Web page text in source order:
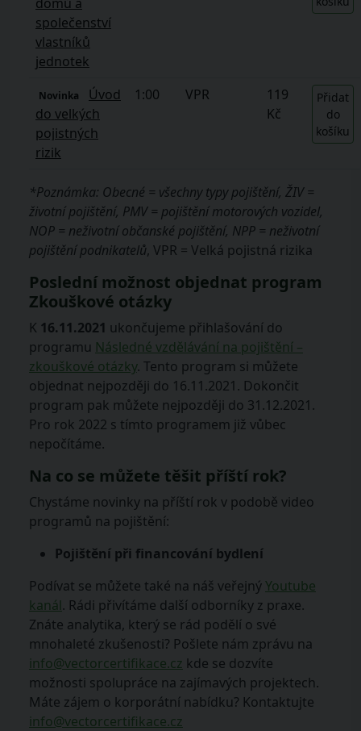
společenství
vlastníků
jednotek
Novinka
Úvod
do velkých
pojistných
rizik
1:00 VPR
119
Kč
Přidat
do
košíku
*Poznámka: Obecné = všechny typy pojištění, ŽIV =
životní pojištění, PMV = pojištění motorových vozidel,
NOP = neživotní občanské pojištění, NPP = neživotní
pojištění podnikatelů, VPR = Velká pojistná rizika
Poslední možnost objednat program
Zkouškové otázky
K 16.11.2021 ukončujeme přihlašování do
programu Následné vzdělávání na pojištění –
zkouškové otázky. Tento program si můžete
objednat nejpozději do 16.11.2021. Dokončit
program pak můžete nejpozději do 31.12.2021.
Pro rok 2022 s tímto programem již vůbec
nepočítáme.
Na co se můžete těšit příští rok?
Chystáme novinky na příští rok v podobě video
programů na pojištění:
Pojištění při financování bydlení
Podívat se můžete také na náš veřejný Youtube
kanál. Rádi přivítáme další odborníky z praxe.
Znáte analytika, který se rád podělí o své
mnohaleté zkušenosti? Pošlete nám zprávu na
info@vectorcertifikace.cz kde se dozvíte
možnosti spolupráce na zajímavých projektech.
Máte zájem o korporátní nabídku? Kontaktujte
info@vectorcertifikace.cz